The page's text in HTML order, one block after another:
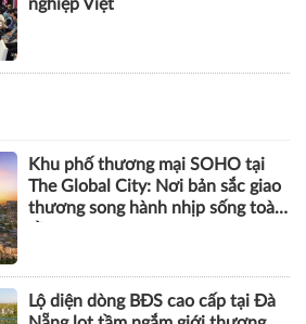
nghiệp Việt
Khu phố thương mại SOHO tại
The Global City: Nơi bản sắc giao
thương song hành nhịp sống toàn
Lộ diện dòng BĐS cao cấp tại Đà